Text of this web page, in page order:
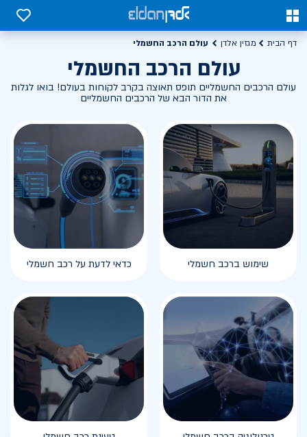
0
0
דף הבית מגזין אלדן עולם הרכב החשמלי
עולם הרכב החשמלי
עולם הרכבים החשמליים תופס תאוצה בקרב לקוחות בעולם! בואו לגלות
את הדור הבא של הרכבים החשמליים
שימוש ברכב חשמלי כדאי לדעת על רכב חשמלי